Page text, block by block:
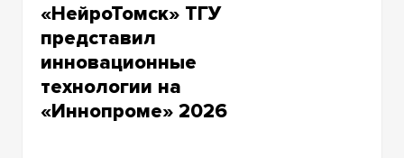
«НейроТомск» ТГУ
представил
инновационные
технологии на
«Иннопроме» 2026